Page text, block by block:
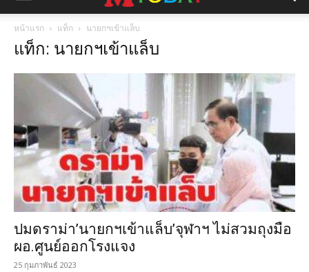
หน้าแรก แท็ก นายกฯเข้าแล็บ
แท็ก: นายกฯเข้าแล็บ
ปมดราม่า’นายกฯเข้าแล็บ’จุฬาฯ ไม่สวมถุงมือ
ผอ.ศูนย์ออกโรงแจง
25 กุมภาพันธ์ 2023